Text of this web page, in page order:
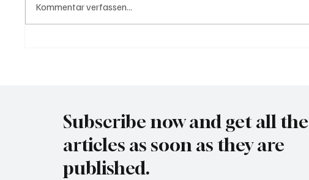
Kommentar verfassen...
Subscribe now and get all the
articles as soon as they are
published.